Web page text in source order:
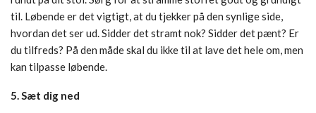
til. Løbende er det vigtigt, at du tjekker på den synlige side,
hvordan det ser ud. Sidder det stramt nok? Sidder det pænt? Er
du tilfreds? På den måde skal du ikke til at lave det hele om, men
kan tilpasse løbende.
5. Sæt dig ned